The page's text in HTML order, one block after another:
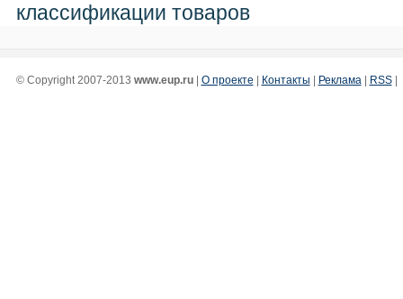
классификации товаров
© Copyright 2007-2013 www.eup.ru| О проекте Контакты Реклама| RSS|